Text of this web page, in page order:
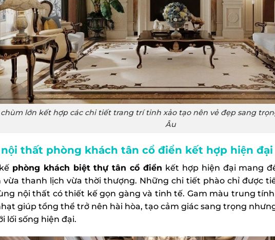
lớn kết hợp các chi tiết trang trí tinh xảo tạo nên vẻ đẹp sang
Âu
thất phòng khách tân cổ điển kết hợp hiện đại
phòng khách biệt thự tân cổ điển kết hợp hiện đại mang
vừa thanh lịch vừa thời thượng. Những chi tiết phào chỉ được
nội thất có thiết kế gọn gàng và tinh tế. Gam màu trung
giúp tổng thể trở nên hài hòa, tạo cảm giác sang trọng
lối sống hiện đại.